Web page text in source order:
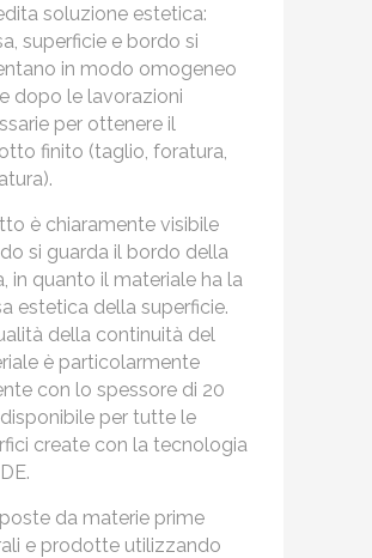
soluzione estetica:
superficie e bordo si
in modo omogeneo
dopo le lavorazioni
per ottenere il
finito (taglio, foratura,
è chiaramente visibile
si guarda il bordo della
in quanto il materiale ha la
estetica della superficie.
della continuità del
è particolarmente
con lo spessore di 20
per tutte le
create con la tecnologia
da materie prime
e prodotte utilizzando